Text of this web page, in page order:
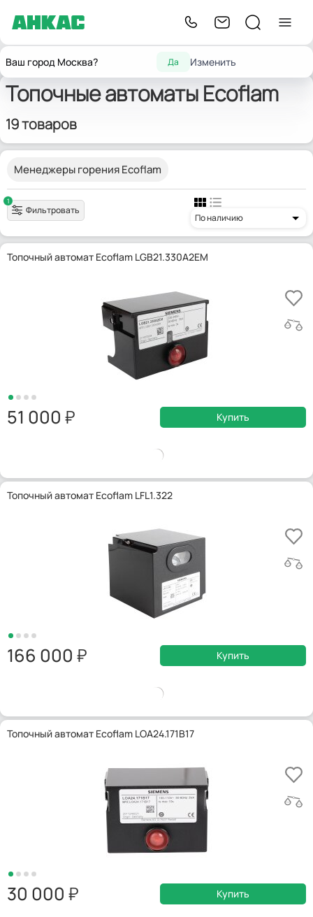
Ваш город Москва? Да Изменить
ГлавнаяЗапчасти для горелок Топочные автоматы
Топочные автоматы Ecoflam
19 товаров
Менеджеры горения Ecoflam
1
Фильтровать
По наличию
Топочный автомат Ecoflam LGB21.330A2EM
51 000 Купить
Топочный автомат Ecoflam LFL1.322
166 000 Купить
Топочный автомат Ecoflam LOA24.171B17
30 000 Купить